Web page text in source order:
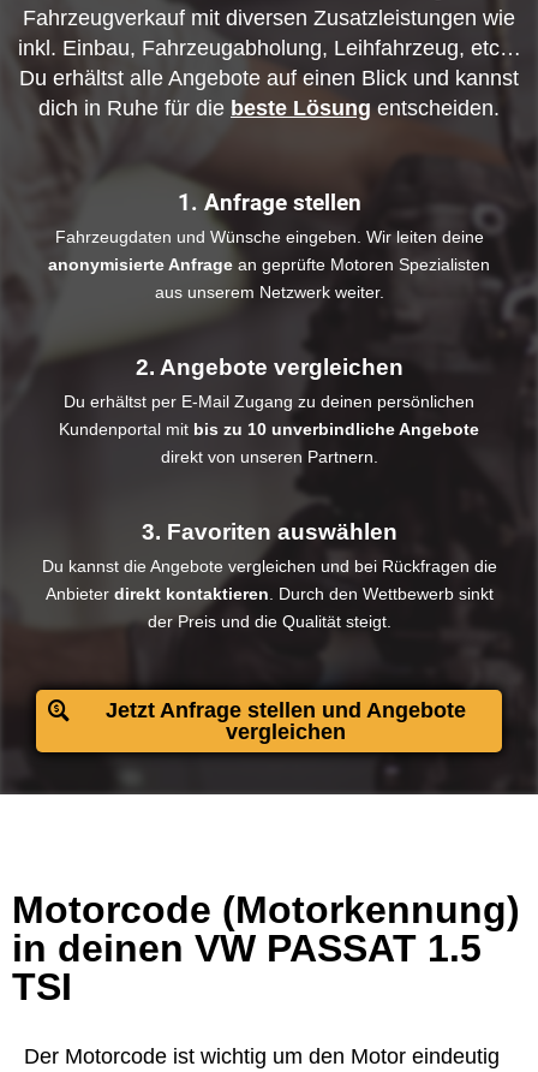
Fahrzeugverkauf mit diversen Zusatzleistungen wie
inkl. Einbau, Fahrzeugabholung, Leihfahrzeug, etc…
Du erhältst alle Angebote auf einen Blick und kannst
dich in Ruhe für die beste Lösung entscheiden.
1. Anfrage stellen
Fahrzeugdaten und Wünsche eingeben. Wir leiten deine
anonymisierte Anfrage an geprüfte Motoren Spezialisten
aus unserem Netzwerk weiter.
2. Angebote vergleichen
Du erhältst per E-Mail Zugang zu deinen persönlichen
Kundenportal mit bis zu 10 unverbindliche Angebote
direkt von unseren Partnern.
3. Favoriten auswählen
Du kannst die Angebote vergleichen und bei Rückfragen die
Anbieter direkt kontaktieren. Durch den Wettbewerb sinkt
der Preis und die Qualität steigt.​
Jetzt Anfrage stellen und Angebote
vergleichen
Motorcode (Motorkennung)
in deinen VW PASSAT 1.5
TSI
Der Motorcode ist wichtig um den Motor eindeutig